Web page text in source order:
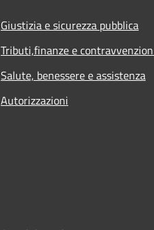
Giustizia e sicurezza pubblica
Tributi,finanze e
Salute, benessere e assistenza
Autorizzazioni